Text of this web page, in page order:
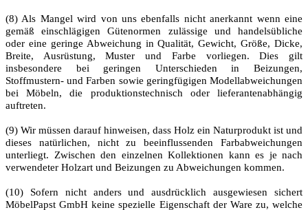
(8) Als Mangel wird von uns ebenfalls nicht anerkannt wenn eine
gemäß einschlägigen Gütenormen zulässige und handelsübliche
oder eine geringe Abweichung in Qualität, Gewicht, Größe, Dicke,
Breite, Ausrüstung, Muster und Farbe vorliegen. Dies gilt
insbesondere bei geringen Unterschieden in Beizungen,
Stoffmustern- und Farben sowie geringfügigen Modellabweichungen
bei Möbeln, die produktionstechnisch oder lieferantenabhängig
auftreten.
(9) Wir müssen darauf hinweisen, dass Holz ein Naturprodukt ist und
dieses natürlichen, nicht zu beeinflussenden Farbabweichungen
unterliegt. Zwischen den einzelnen Kollektionen kann es je nach
verwendeter Holzart und Beizungen zu Abweichungen kommen.
(10) Sofern nicht anders und ausdrücklich ausgewiesen sichert
MöbelPapst GmbH keine spezielle Eigenschaft der Ware zu, welche